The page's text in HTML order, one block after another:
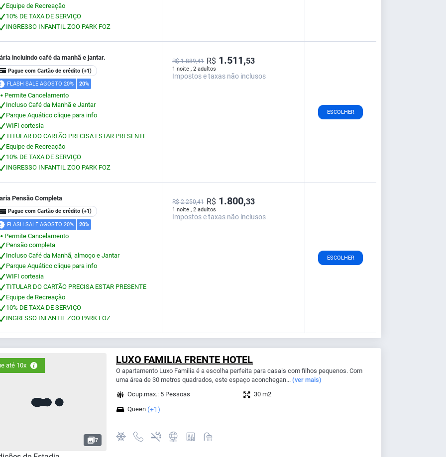
Equipe de Recreação
10% DE TAXA DE SERVIÇO
INGRESSO INFANTIL ZOO PARK FOZ
incluindo café da manhã e jantar.
Pague com Cartão de crédito (+1)
FLASH SALE AGOSTO 20% 20%
⬤
Permite Cancelamento
Incluso Café da Manhã e Jantar
Parque Aquático clique para info
WIFI cortesia
TITULAR DO CARTÃO PRECISA ESTAR PRESENTE
Equipe de Recreação
10% DE TAXA DE SERVIÇO
INGRESSO INFANTIL ZOO PARK FOZ
1 noite , 2 adultos
R$ 1.889,41 R$ 1.511,53
Impostos e taxas não inclusos
ESCOLHER
Pensão Completa
Pague com Cartão de crédito (+1)
FLASH SALE AGOSTO 20% 20%
⬤
Permite Cancelamento
Pensão completa
Incluso Café da Manhã, almoço e Jantar
Parque Aquático clique para info
WIFI cortesia
TITULAR DO CARTÃO PRECISA ESTAR PRESENTE
Equipe de Recreação
10% DE TAXA DE SERVIÇO
INGRESSO INFANTIL ZOO PARK FOZ
1 noite , 2 adultos
R$ 2.250,41 R$ 1.800,33
Impostos e taxas não inclusos
ESCOLHER
até 10x
7
LUXO FAMILIA FRENTE HOTEL
O apartamento Luxo Família é a escolha perfeita para casais com filhos pequenos. Com
uma área de 30 metros quadrados, este espaço aconchegan... (ver mais)
Ocup.max.: 5 Pessoas
30 m2
Queen (+1)